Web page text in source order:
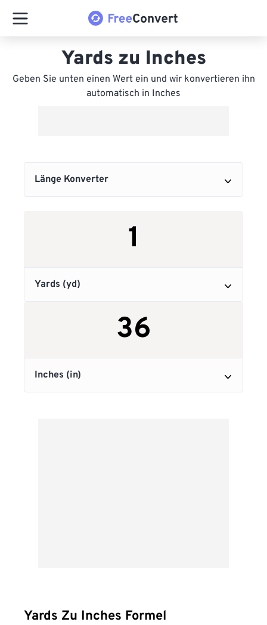
Yards zu Inches
Geben Sie unten einen Wert ein und wir konvertieren ihn
automatisch in Inches
Yards Zu Inches Formel